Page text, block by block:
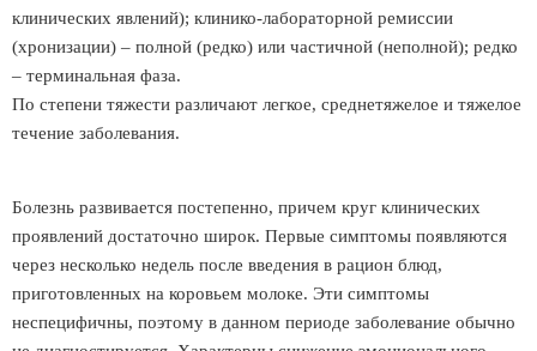
клинических явлений); клинико-лабораторной ремиссии
(хронизации) – полной (редко) или частичной (неполной); редко
– терминальная фаза.
По степени тяжести различают легкое, среднетяжелое и тяжелое
течение заболевания.
Болезнь развивается постепенно, причем круг клинических
проявлений достаточно широк. Первые симптомы появляются
через несколько недель после введения в рацион блюд,
приготовленных на коровьем молоке. Эти симптомы
неспецифичны, поэтому в данном периоде заболевание обычно